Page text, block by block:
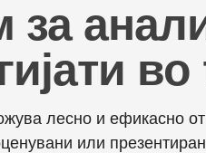
за
лесно и ефикасно
или